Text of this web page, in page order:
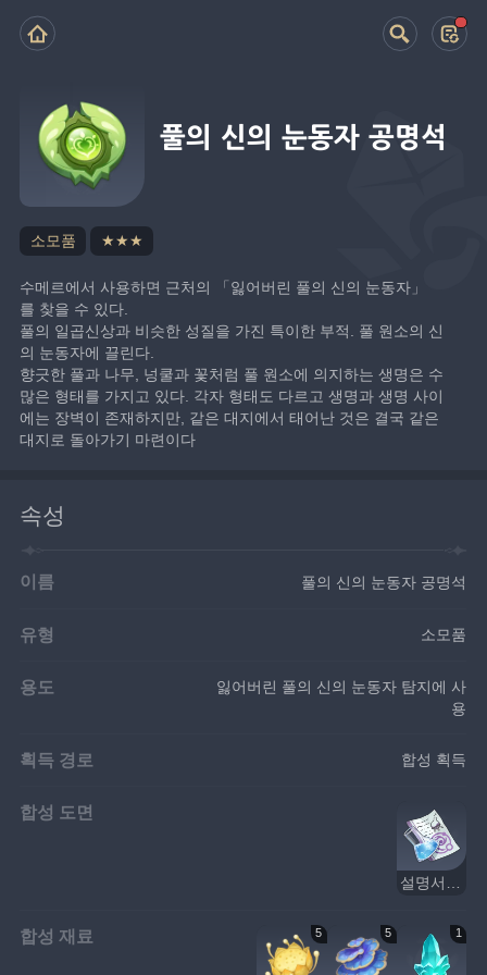
풀의 신의 눈동자 공명석
소모품 ★★★
수메르에서 사용하면 근처의 「잃어버린 풀의 신의 눈동자」
를 찾을 수 있다.
풀의 일곱신상과 비슷한 성질을 가진 특이한 부적. 풀 원소의 신
의 눈동자에 끌린다.
향긋한 풀과 나무, 넝쿨과 꽃처럼 풀 원소에 의지하는 생명은 수
많은 형태를 가지고 있다. 각자 형태도 다르고 생명과 생명 사이
에는 장벽이 존재하지만, 같은 대지에서 태어난 것은 결국 같은
대지로 돌아가기 마련이다
속성
이름 풀의 신의 눈동자 공명석
유형 소모품
용도
잃어버린 풀의 신의 눈동자 탐지에 사
용
획득 경로 합성 획득
합성 도면
합성 재료 5 5 1